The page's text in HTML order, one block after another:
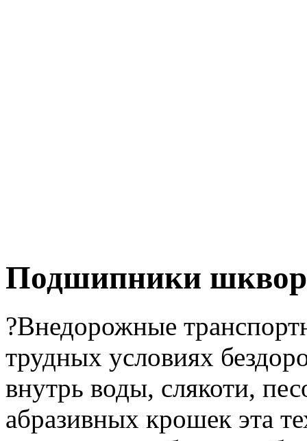
Подшипники
?Внедорожные
трудных условиях
внутрь воды, слякоти,
абразивных крошек эта